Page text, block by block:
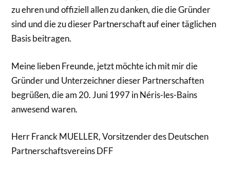
zu ehren und offiziell allen zu danken, die die Gründer
sind und die zu dieser Partnerschaft auf einer täglichen
Basis beitragen.
Meine lieben Freunde, jetzt möchte ich mit mir die
Gründer und Unterzeichner dieser Partnerschaften
begrüßen, die am 20. Juni 1997 in Néris-les-Bains
anwesend waren.
Herr Franck MUELLER, Vorsitzender des Deutschen
Partnerschaftsvereins DFF